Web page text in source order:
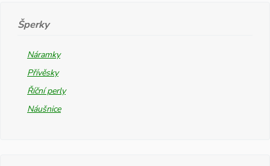
Šperky
Náramky
Přívěsky
Říční perly
Náušnice